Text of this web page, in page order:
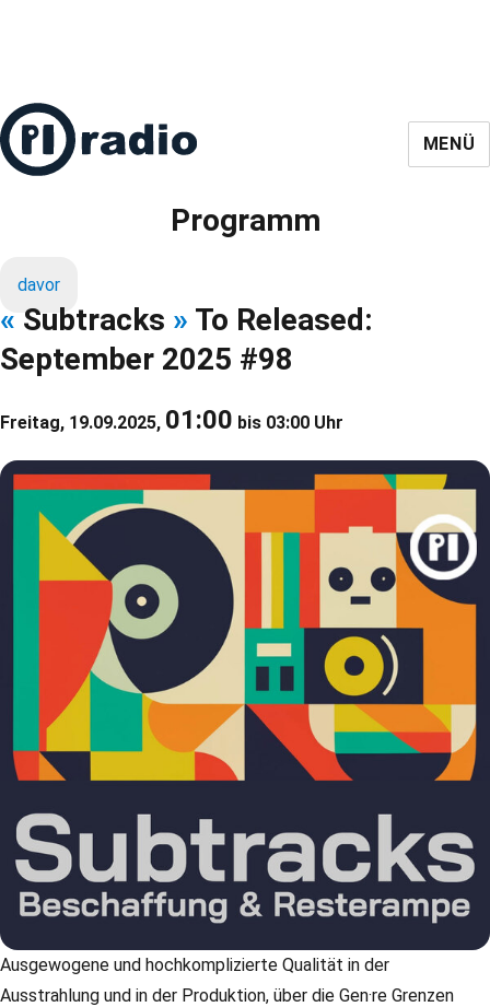
MENÜ
Programm
davor
« Subtracks » To Released:
September 2025 #98
Freitag, 19.09.2025, 01:00 bis 03:00 Uhr
Ausgewogene und hochkomplizierte Qualität in der
Ausstrahlung und in der Produktion, über die Gen·re Grenzen